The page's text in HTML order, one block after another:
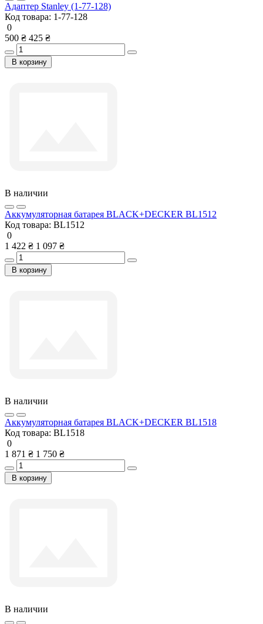
Адаптер Stanley (1-77-128)
Код товара: 1-77-128
0
500 ₴ 425 ₴
В корзину
В наличии
Аккумуляторная батарея BLACK+DECKER BL1512
Код товара: BL1512
0
1 422 ₴ 1 097 ₴
В корзину
В наличии
Аккумуляторная батарея BLACK+DECKER BL1518
Код товара: BL1518
0
1 871 ₴ 1 750 ₴
В корзину
В наличии